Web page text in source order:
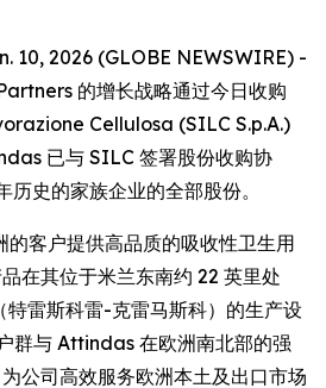
10, 2026 (GLOBE NEWSWIRE) -
的增长战略通过今日收购
Cellulosa (SILC S.p.A.)
已与 SILC 签署股份收购协
历史的家族企业的全部股份。
的客户提供高品质的吸收性卫生用
在其位于米兰东南约 22 英里处
雷斯科雷-克雷马斯科）的生产设
群与 Attindas 在欧洲南北部的强
公司高效服务欧洲本土及出口市场